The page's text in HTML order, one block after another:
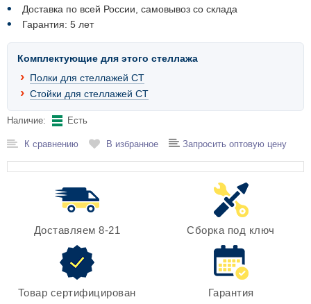
Доставка по всей России, самовывоз со склада
Гарантия: 5 лет
Комплектующие для этого стеллажа
Полки для стеллажей СТ
Стойки для стеллажей СТ
Наличие: Есть
К сравнению В избранное Запросить оптовую цену
Доставляем 8-21 Сборка под ключ
Товар сертифицирован Гарантия